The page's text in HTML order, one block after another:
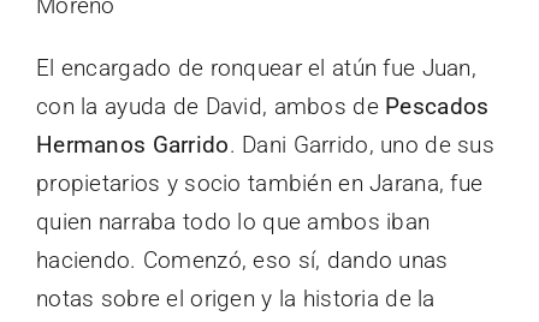
Moreno
El encargado de ronquear el atún fue Juan,
con la ayuda de David, ambos de Pescados
Hermanos Garrido. Dani Garrido, uno de sus
propietarios y socio también en Jarana, fue
quien narraba todo lo que ambos iban
haciendo. Comenzó, eso sí, dando unas
notas sobre el origen y la historia de la